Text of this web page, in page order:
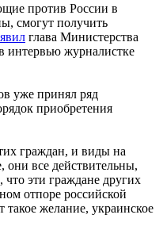
против России в
смогут получить
глава Министерства
интервью журналистке
уже принял ряд
приобретения
граждан, и виды на
все действительны,
эти граждане других
отпоре российской
такое желание, украинское